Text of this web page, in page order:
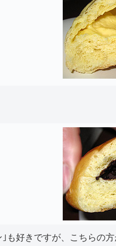
も好きですが、こちらの